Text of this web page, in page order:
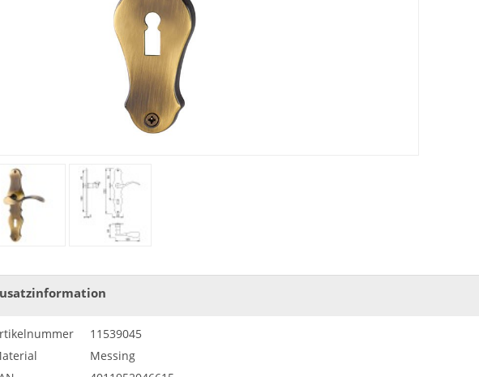
11539045
Messing